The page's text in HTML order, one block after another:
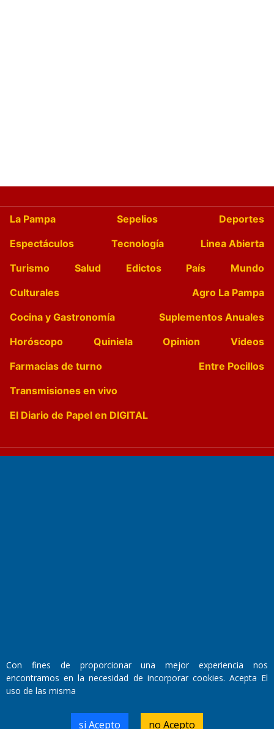
La Pampa Sepelios
Deportes
Espectáculos
Tecnología
Linea Abierta
Turismo
Salud Edictos País
Mundo
Culturales
Agro La Pampa
Cocina y Gastronomía
Suplementos Anuales
Horóscopo
Quiniela Opinion
Videos
Farmacias de turno
Entre Pocillos
Transmisiones en vivo
El Diario de Papel en DIGITAL
Santa Rosa, La Pampa.
Número de Registro DNDA:
Con fines de proporcionar una mejor experiencia nos
encontramos en la necesidad de incorporar cookies. Acepta El
uso de las misma
si Acepto no Acepto